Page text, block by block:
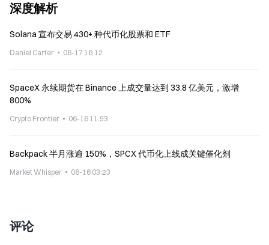
深度解析
Solana 宣布交易 430+ 种代币化股票和 ETF
Daniel Carter 06-17 16:12
SpaceX 永续期货在 Binance 上成交量达到 33.8 亿美元，激增
800%
Crypto Frontier 06-16 11:53
Backpack 半月涨逾 150%，SPCX 代币化上线成关键催化剂
Market Whisper 06-16 03:23
评论